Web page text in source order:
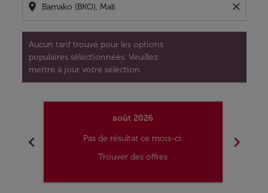
location_on close
Aucun tarif trouvé pour les options
populaires sélectionnées. Veuillez
mettre à jour votre sélection.
chevron_left
août 2026
Pas de résultat ce mois-ci.
Trouver des offres
chevron_right